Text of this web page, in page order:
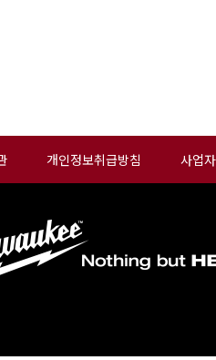
개인정보취급방침 사업